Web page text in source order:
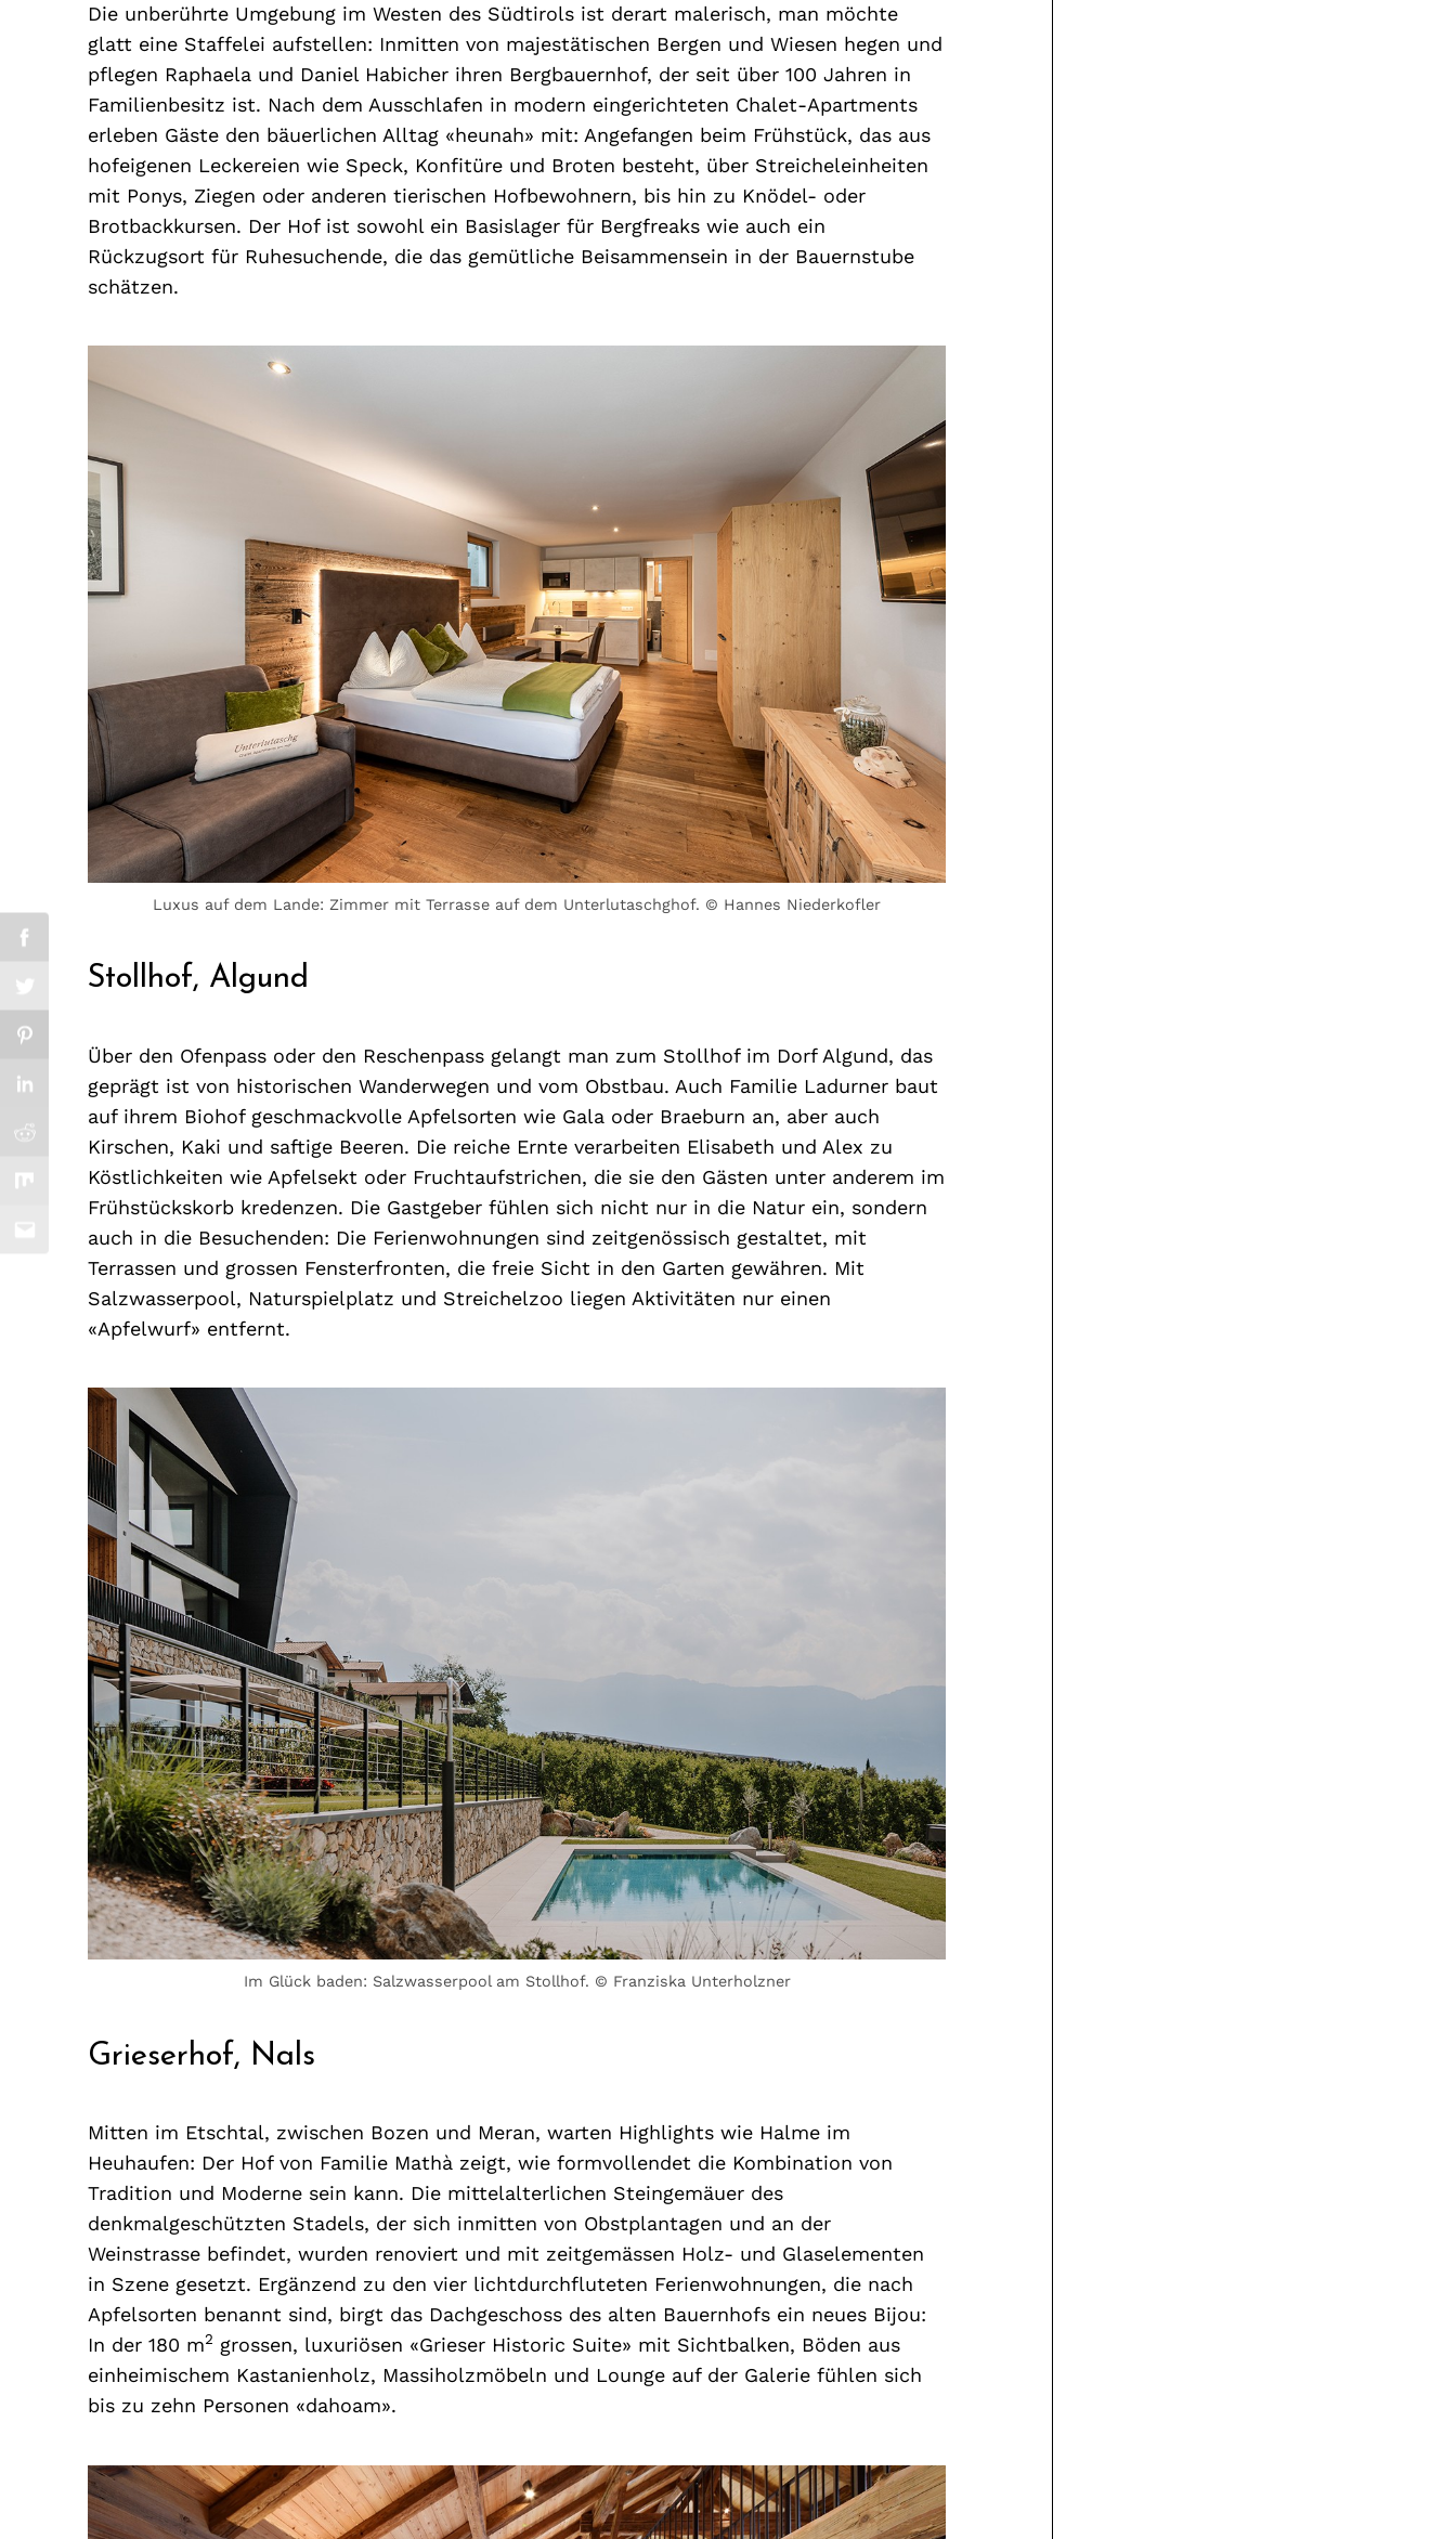
Die unberührte Umgebung im Westen des Südtirols ist derart malerisch, man möchte
glatt eine Staffelei aufstellen: Inmitten von majestätischen Bergen und Wiesen hegen und
pflegen Raphaela und Daniel Habicher ihren Bergbauernhof, der seit über 100 Jahren in
Familienbesitz ist. Nach dem Ausschlafen in modern eingerichteten Chalet-Apartments
erleben Gäste den bäuerlichen Alltag «heunah» mit: Angefangen beim Frühstück, das aus
hofeigenen Leckereien wie Speck, Konfitüre und Broten besteht, über Streicheleinheiten
mit Ponys, Ziegen oder anderen tierischen Hofbewohnern, bis hin zu Knödel- oder
Brotbackkursen. Der Hof ist sowohl ein Basislager für Bergfreaks wie auch ein
Rückzugsort für Ruhesuchende, die das gemütliche Beisammensein in der Bauernstube
schätzen.
Luxus auf dem Lande: Zimmer mit Terrasse auf dem Unterlutaschghof. © Hannes Niederkofler
Stollhof, Algund
Über den Ofenpass oder den Reschenpass gelangt man zum Stollhof im Dorf Algund, das
geprägt ist von historischen Wanderwegen und vom Obstbau. Auch Familie Ladurner baut
auf ihrem Biohof geschmackvolle Apfelsorten wie Gala oder Braeburn an, aber auch
Kirschen, Kaki und saftige Beeren. Die reiche Ernte verarbeiten Elisabeth und Alex zu
Köstlichkeiten wie Apfelsekt oder Fruchtaufstrichen, die sie den Gästen unter anderem im
Frühstückskorb kredenzen. Die Gastgeber fühlen sich nicht nur in die Natur ein, sondern
auch in die Besuchenden: Die Ferienwohnungen sind zeitgenössisch gestaltet, mit
Terrassen und grossen Fensterfronten, die freie Sicht in den Garten gewähren. Mit
Salzwasserpool, Naturspielplatz und Streichelzoo liegen Aktivitäten nur einen
«Apfelwurf» entfernt.
Im Glück baden: Salzwasserpool am Stollhof. © Franziska Unterholzner
Grieserhof, Nals
Mitten im Etschtal, zwischen Bozen und Meran, warten Highlights wie Halme im
Heuhaufen: Der Hof von Familie Mathà zeigt, wie formvollendet die Kombination von
Tradition und Moderne sein kann. Die mittelalterlichen Steingemäuer des
denkmalgeschützten Stadels, der sich inmitten von Obstplantagen und an der
Weinstrasse befindet, wurden renoviert und mit zeitgemässen Holz- und Glaselementen
in Szene gesetzt. Ergänzend zu den vier lichtdurchfluteten Ferienwohnungen, die nach
Apfelsorten benannt sind, birgt das Dachgeschoss des alten Bauernhofs ein neues Bijou:
In der 180 m2 grossen, luxuriösen «Grieser Historic Suite» mit Sichtbalken, Böden aus
einheimischem Kastanienholz, Massiholzmöbeln und Lounge auf der Galerie fühlen sich
bis zu zehn Personen «dahoam».